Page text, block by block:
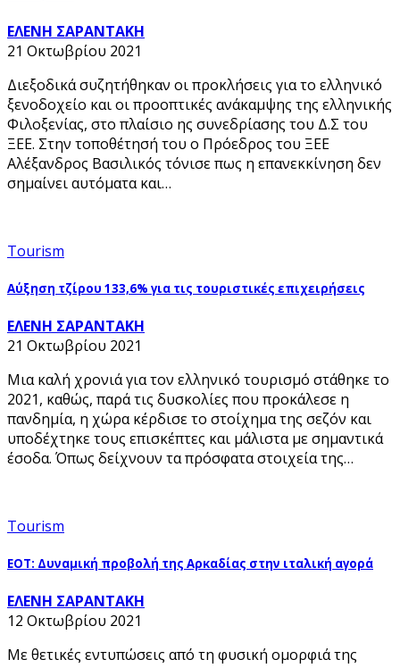
ΕΛΕΝΗ ΣΑΡΑΝΤΑΚΗ
21 Οκτωβρίου 2021
Διεξοδικά συζητήθηκαν οι προκλήσεις για το ελληνικό
ξενοδοχείο και οι προοπτικές ανάκαμψης της ελληνικής
Φιλοξενίας, στο πλαίσιο ης συνεδρίασης του Δ.Σ του
ΞΕΕ. Στην τοποθέτησή του ο Πρόεδρος του ΞΕΕ
Αλέξανδρος Βασιλικός τόνισε πως η επανεκκίνηση δεν
σημαίνει αυτόματα και…
Tourism
Αύξηση τζίρου 133,6% για τις τουριστικές επιχειρήσεις
ΕΛΕΝΗ ΣΑΡΑΝΤΑΚΗ
21 Οκτωβρίου 2021
Μια καλή χρονιά για τον ελληνικό τουρισμό στάθηκε το
2021, καθώς, παρά τις δυσκολίες που προκάλεσε η
πανδημία, η χώρα κέρδισε το στοίχημα της σεζόν και
υποδέχτηκε τους επισκέπτες και μάλιστα με σημαντικά
έσοδα. Όπως δείχνουν τα πρόσφατα στοιχεία της…
Tourism
ΕΟΤ: Δυναμική προβολή της Αρκαδίας στην ιταλική αγορά
ΕΛΕΝΗ ΣΑΡΑΝΤΑΚΗ
12 Οκτωβρίου 2021
Με θετικές εντυπώσεις από τη φυσική ομορφιά της